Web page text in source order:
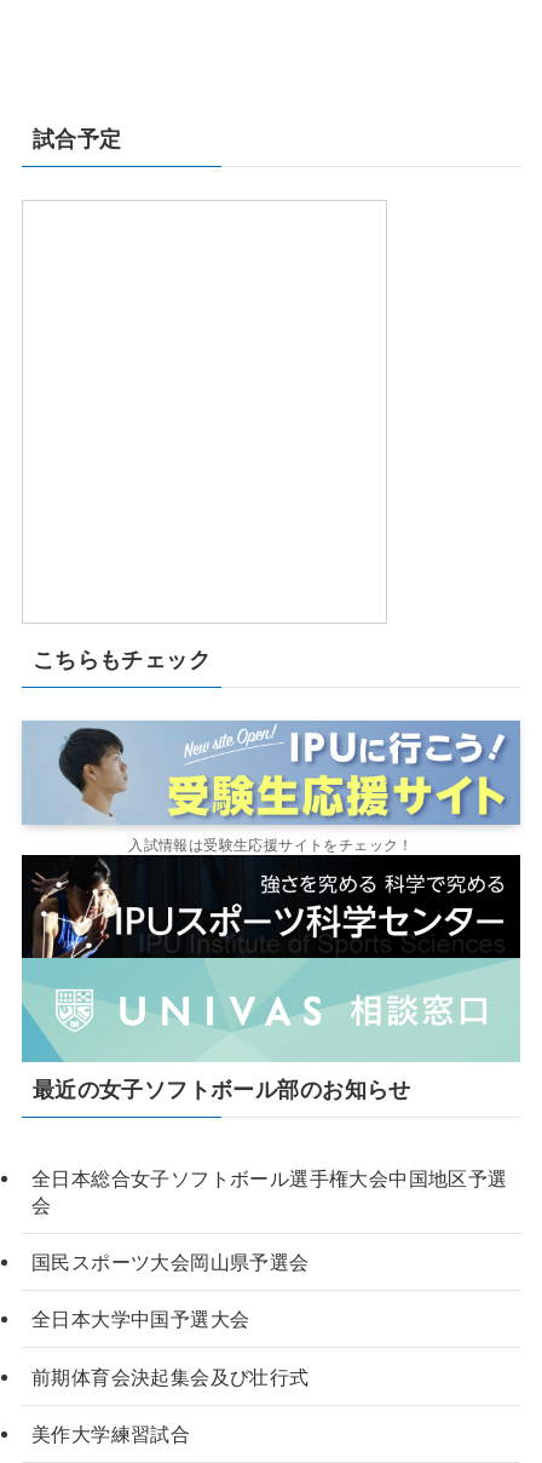
試合予定
こちらもチェック
入試情報は受験生応援サイトをチェック！
最近の女子ソフトボール部のお知らせ
全日本総合女子ソフトボール選手権大会中国地区予選
会
国民スポーツ大会岡山県予選会
全日本大学中国予選大会
前期体育会決起集会及び壮行式
美作大学練習試合